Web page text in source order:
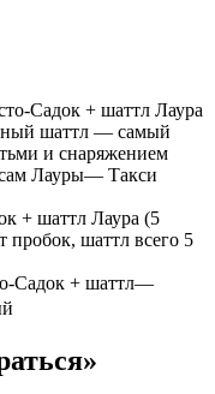
Садок + шаттл Лаура
шаттл — самый
и снаряжением
Лауры— Такси
+ шаттл Лаура (5
пробок, шаттл всего 5
Садок + шаттл—